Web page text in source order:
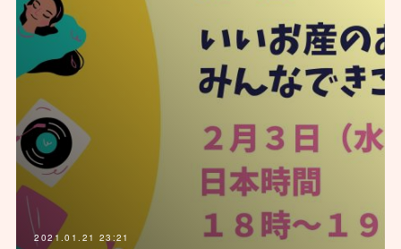
2021.01.21 23:21